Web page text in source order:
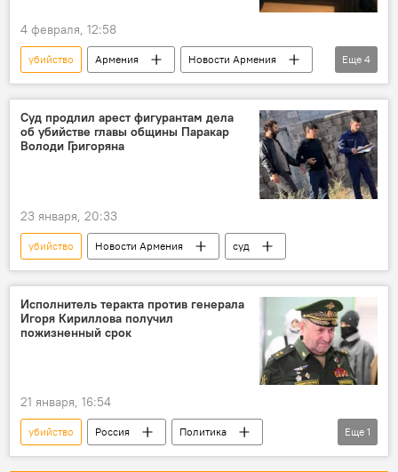
4 февраля, 12:58
убийство Армения
Новости Армения
семья
Гюмри
Россия
министр
Еще 4
Суд продлил арест фигурантам дела
об убийстве главы общины Паракар
Володи Григоряна
23 января, 20:33
убийство Новости Армения суд
Исполнитель теракта против генерала
Игоря Кириллова получил
пожизненный срок
21 января, 16:54
убийство Россия
Политика
генерал
Еще 1